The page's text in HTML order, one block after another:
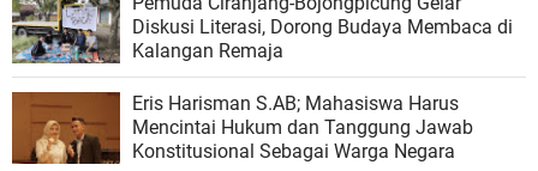
Diskusi Literasi, Dorong Budaya Membaca di
Kalangan Remaja
Eris Harisman S.AB; Mahasiswa Harus
Mencintai Hukum dan Tanggung Jawab
Konstitusional Sebagai Warga Negara